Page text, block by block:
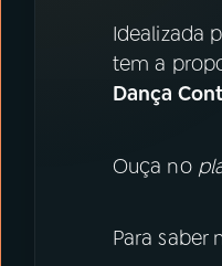
YouTube
Instagram
Idealizada
tem a
Dança
Ouça no
Para saber